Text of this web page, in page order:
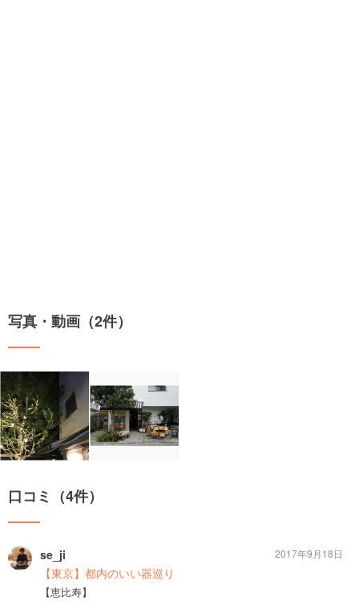
写真・動画（2件）
口コミ（4件）
se_ji
【東京】都内のいい器巡り
【恵比寿】
2017年9月18日